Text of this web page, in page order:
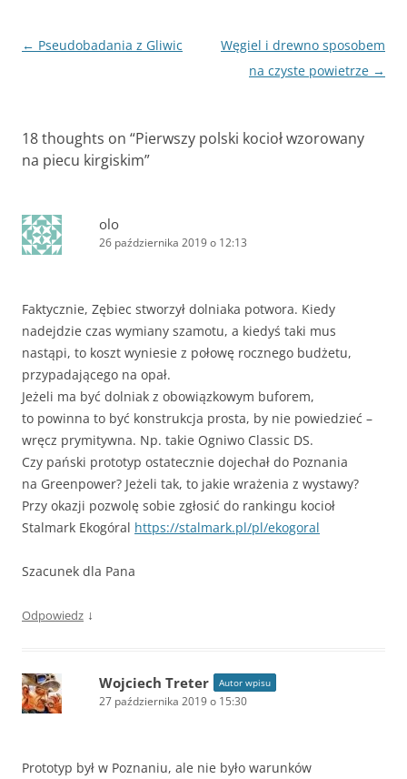
Zobacz
← Pseudobadania z Gliwic
Węgiel i drewno sposobem
na czyste powietrze →
18 thoughts on “Pierwszy polski kocioł wzorowany
na piecu kirgiskim”
olo
26 października 2019 o 12:13
Faktycznie, Zębiec stworzył dolniaka potwora. Kiedy
nadejdzie czas wymiany szamotu, a kiedyś taki mus
nastąpi, to koszt wyniesie z połowę rocznego budżetu,
przypadającego na opał.
Jeżeli ma być dolniak z obowiązkowym buforem,
to powinna to być konstrukcja prosta, by nie powiedzieć –
wręcz prymitywna. Np. takie Ogniwo Classic DS.
Czy pański prototyp ostatecznie dojechał do Poznania
na Greenpower? Jeżeli tak, to jakie wrażenia z wystawy?
Przy okazji pozwolę sobie zgłosić do rankingu kocioł
Stalmark Ekogóral https://stalmark.pl/pl/ekogoral
Szacunek dla Pana
Odpowiedz ↓
Wojciech Treter Autor wpisu
27 października 2019 o 15:30
Prototyp był w Poznaniu, ale nie było warunków